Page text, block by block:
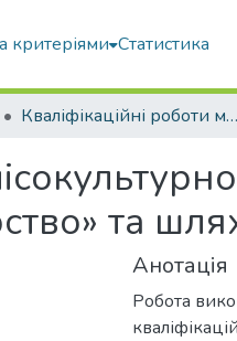
критеріями Статистика
Кваліфікаційні роботи магістрів
та
Анотація
Робота